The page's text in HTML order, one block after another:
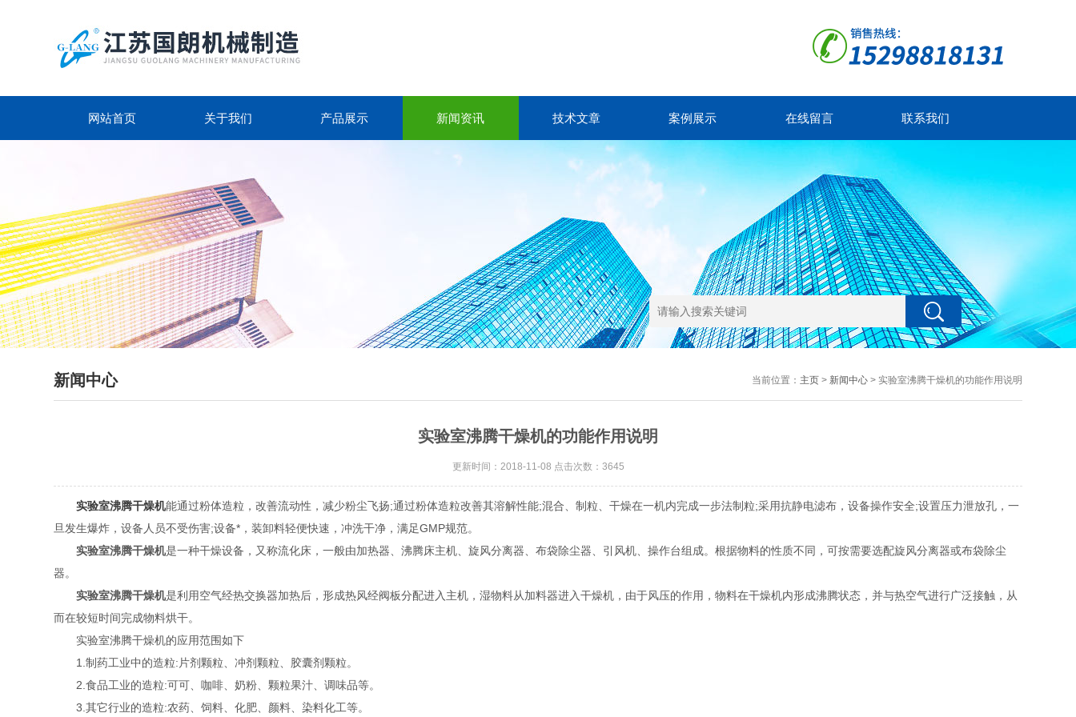
网站首页 关于我们 产品展示 新闻资讯 技术文章 案例展示 在线留言 联系我们
新闻中心 当前位置： 主页> 新闻中心> 实验室沸腾干燥机的功能作用说明
实验室沸腾干燥机的功能作用说明
更新时间：2018-11-08 点击次数：3645
实验室沸腾干燥机能通过粉体造粒，改善流动性，减少粉尘飞扬;通过粉体造粒改善其溶解性能;混合、制粒、干燥在一机内完成一步法制粒;采用抗静电滤布，设备操作安全;设置压力泄放孔，一
旦发生爆炸，设备人员不受伤害;设备*，装卸料轻便快速，冲洗干净，满足GMP规范。
实验室沸腾干燥机是一种干燥设备，又称流化床，一般由加热器、沸腾床主机、旋风分离器、布袋除尘器、引风机、操作台组成。根据物料的性质不同，可按需要选配旋风分离器或布袋除尘
器。
实验室沸腾干燥机是利用空气经热交换器加热后，形成热风经阀板分配进入主机，湿物料从加料器进入干燥机，由于风压的作用，物料在干燥机内形成沸腾状态，并与热空气进行广泛接触，从
而在较短时间完成物料烘干。
实验室沸腾干燥机的应用范围如下
1.制药工业中的造粒:片剂颗粒、冲剂颗粒、胶囊剂颗粒。
2.食品工业的造粒:可可、咖啡、奶粉、颗粒果汁、调味品等。
3.其它行业的造粒:农药、饲料、化肥、颜料、染料化工等。